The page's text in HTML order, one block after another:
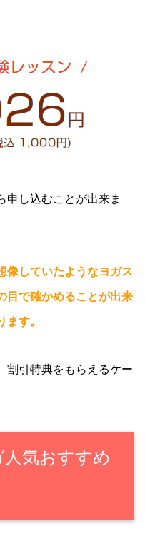
申し込むことが出来ま
像していたようなヨガス
目で確かめることが出来
す。
割引特典をもらえるケー
気おすすめ